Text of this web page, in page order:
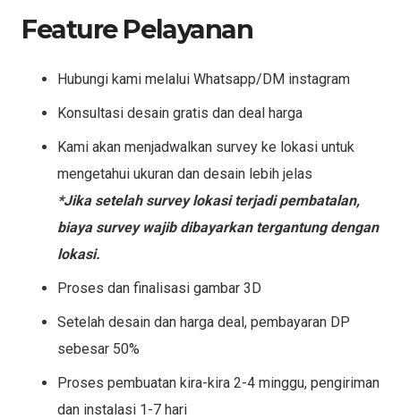
Feature Pelayanan
Hubungi kami melalui Whatsapp/DM instagram
Konsultasi desain gratis dan deal harga
Kami akan menjadwalkan survey ke lokasi untuk
mengetahui ukuran dan desain lebih jelas
*Jika setelah survey lokasi terjadi pembatalan,
biaya survey wajib dibayarkan tergantung dengan
lokasi.
Proses dan finalisasi gambar 3D
Setelah desain dan harga deal, pembayaran DP
sebesar 50%
Proses pembuatan kira-kira 2-4 minggu, pengiriman
dan instalasi 1-7 hari